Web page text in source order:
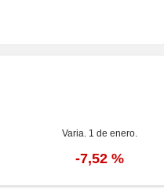
Varia. 1 de enero.
-7,52 %